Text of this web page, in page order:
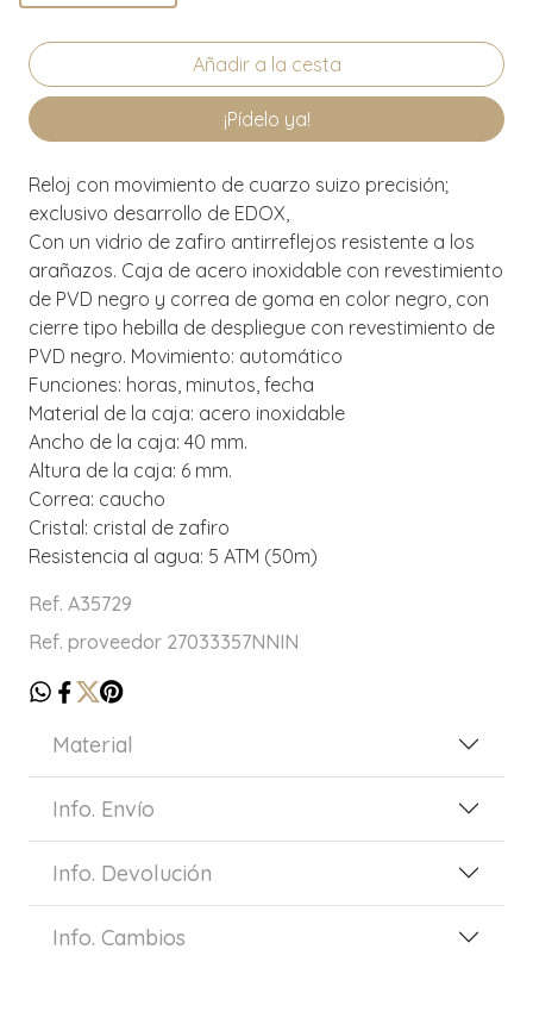
¡Pídelo ya!
Reloj con movimiento de cuarzo suizo precisión;
exclusivo desarrollo de EDOX,
Con un vidrio de zafiro antirreflejos resistente a los
arañazos. Caja de acero inoxidable con revestimiento
de PVD negro y correa de goma en color negro, con
cierre tipo hebilla de despliegue con revestimiento de
PVD negro. Movimiento: automático
Funciones: horas, minutos, fecha
Material de la caja: acero inoxidable
Ancho de la caja: 40 mm.
Altura de la caja: 6 mm.
Correa: caucho
Cristal: cristal de zafiro
Resistencia al agua: 5 ATM (50m)
Ref. A35729
Ref. proveedor 27033357NNIN
Material
Info. Envío
Info. Devolución
Info. Cambios